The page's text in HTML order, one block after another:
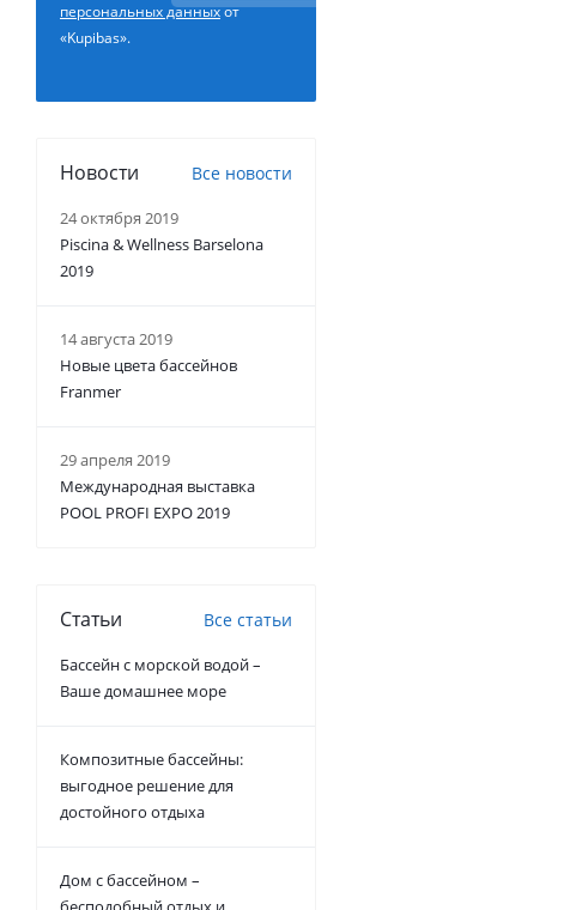
персональных данныхот
«Kupibas».
Новости Все новости
24 октября 2019
Piscina & Wellness Barselona
2019
14 августа 2019
Новые цвета бассейнов
Franmer
29 апреля 2019
Международная выставка
POOL PROFI EXPO 2019
Статьи Все статьи
Бассейн с морской водой –
Ваше домашнее море
Композитные бассейны:
выгодное решение для
достойного отдыха
Дом с бассейном –